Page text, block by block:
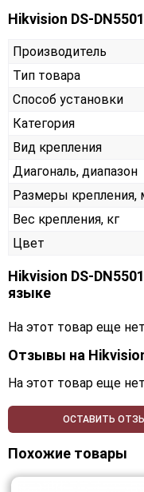
Hikvision DS-
Производитель
Тип товара
Способ установки
Категория
Вид крепления
Диагональ, диапазон
Размеры крепления,
Вес крепления, кг
Цвет
Hikvision DS-
языке
На этот товар еще
Отзывы на
На этот товар еще
ОСТАВИТЬ
Похожие товары